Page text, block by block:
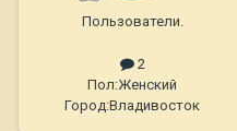
Пользователи.
2
Пол:Женский
Город:Владивосток